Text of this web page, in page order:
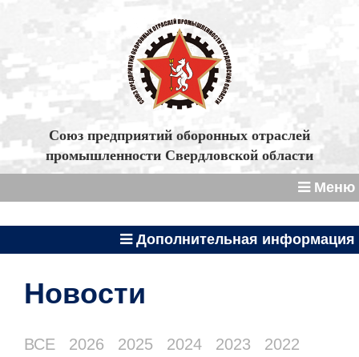
Союз предприятий оборонных отраслей
промышленности Свердловской области
Меню
Дополнительная информация
Новости
ВСЕ 2026 2025 2024 2023
2022